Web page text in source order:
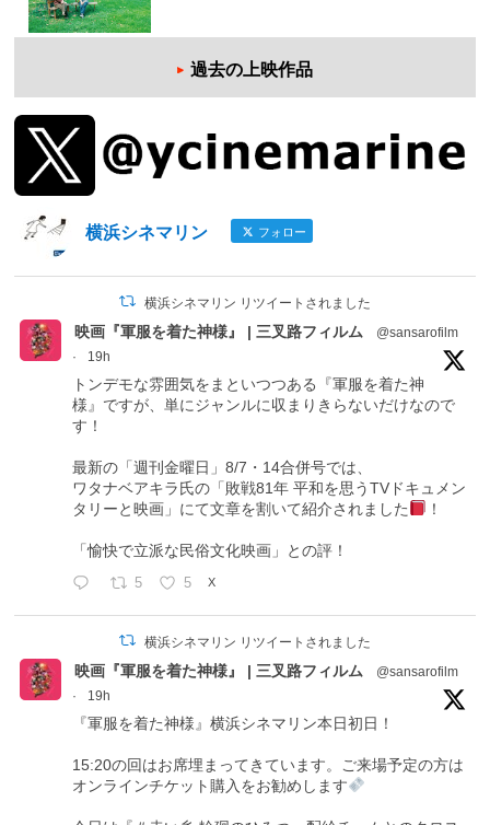
過去の上映作品
横浜シネマリン フォロー
横浜シネマリン リツイートされました
映画『軍服を着た神様』 | 三叉路フィルム
@sansarofilm
·
19h
トンデモな雰囲気をまといつつある『軍服を着た神
様』ですが、単にジャンルに収まりきらないだけなので
す！
最新の「週刊金曜日」8/7・14合併号では、
ワタナベアキラ氏の「敗戦81年 平和を思うTVドキュメン
タリーと映画」にて文章を割いて紹介されました
！
「愉快で立派な民俗文化映画」との評！
5 5 X
横浜シネマリン リツイートされました
映画『軍服を着た神様』 | 三叉路フィルム
@sansarofilm
·
19h
『軍服を着た神様』横浜シネマリン本日初日！
15:20の回はお席埋まってきています。ご来場予定の方は
オンラインチケット購入をお勧めします